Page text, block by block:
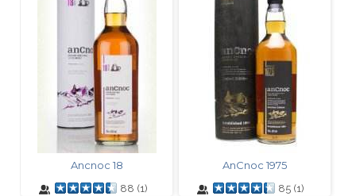
Ancnoc 18
88 (1)
AnCnoc 1975
85 (1)